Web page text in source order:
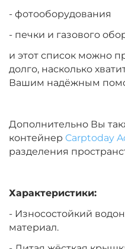
- фотооборудования
- печки и газового
и этот список можно
долго, насколько
Вашим надёжным
Дополнительно Вы
контейнер Carptoday
разделения
Характеристики:
- Износостойкий
материал.